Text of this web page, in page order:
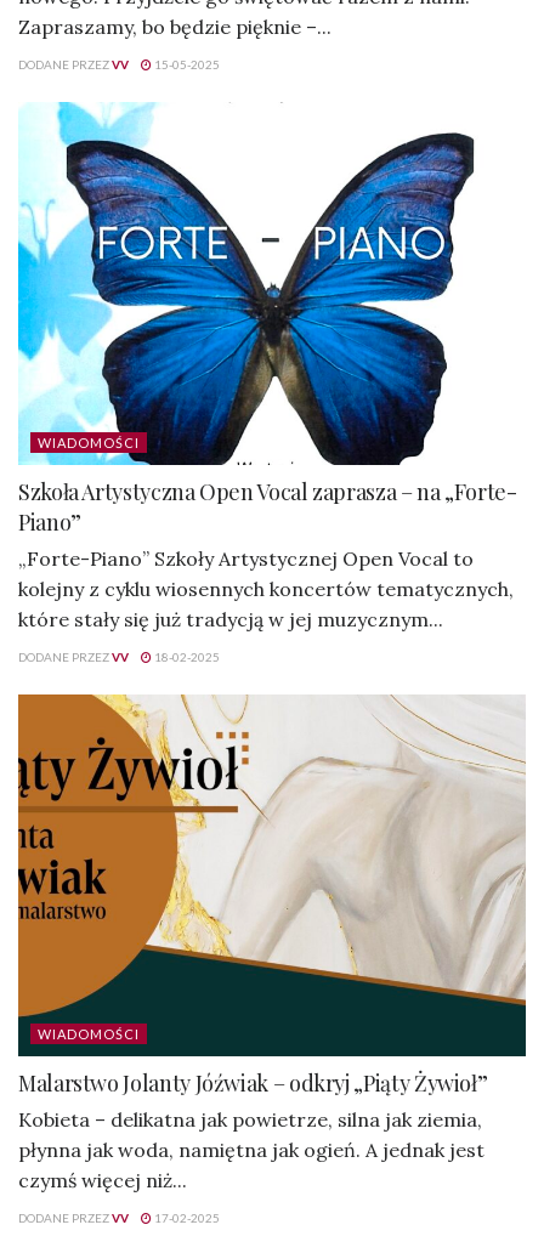
Zapraszamy, bo będzie pięknie –...
DODANE PRZEZVV 15-05-2025
WIADOMOŚCI
Szkoła Artystyczna Open Vocal zaprasza – na „Forte-
Piano”
„Forte-Piano” Szkoły Artystycznej Open Vocal to
kolejny z cyklu wiosennych koncertów tematycznych,
które stały się już tradycją w jej muzycznym...
DODANE PRZEZVV 18-02-2025
WIADOMOŚCI
Malarstwo Jolanty Jóźwiak – odkryj „Piąty Żywioł”
Kobieta – delikatna jak powietrze, silna jak ziemia,
płynna jak woda, namiętna jak ogień. A jednak jest
czymś więcej niż...
DODANE PRZEZVV 17-02-2025